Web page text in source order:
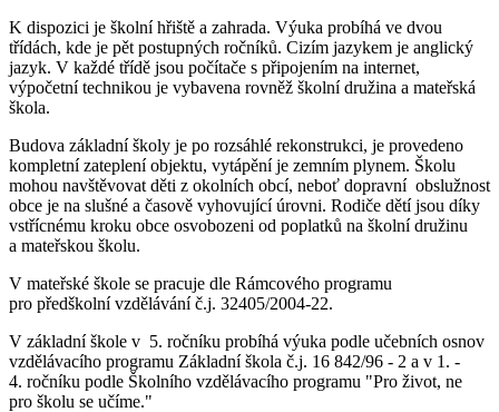
K dispozici je školní hřiště a zahrada. Výuka probíhá ve dvou
třídách, kde je pět postupných ročníků. Cizím jazykem je anglický
jazyk. V každé třídě jsou počítače s připojením na internet,
výpočetní technikou je vybavena rovněž školní družina a mateřská
škola.
Budova základní školy je po rozsáhlé rekonstrukci, je provedeno
kompletní zateplení objektu, vytápění je zemním plynem. Školu
mohou navštěvovat děti z okolních obcí, neboť dopravní obslužnost
obce je na slušné a časově vyhovující úrovni. Rodiče dětí jsou díky
vstřícnému kroku obce osvobozeni od poplatků na školní družinu
a mateřskou školu.
V mateřské škole se pracuje dle Rámcového programu
pro předškolní vzdělávání č.j. 32405/2004-22.
V základní škole v 5. ročníku probíhá výuka podle učebních osnov
vzdělávacího programu Základní škola č.j. 16 842/96 - 2 a v 1. -
4. ročníku podle Školního vzdělávacího programu "Pro život, ne
pro školu se učíme."